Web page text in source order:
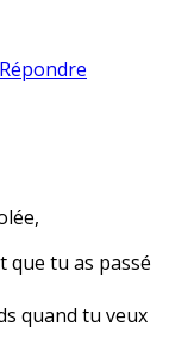
Répondre
que tu as passé
quand tu veux